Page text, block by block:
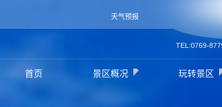
天气预报
TEL:0769-
首页 景区概况 玩转景区